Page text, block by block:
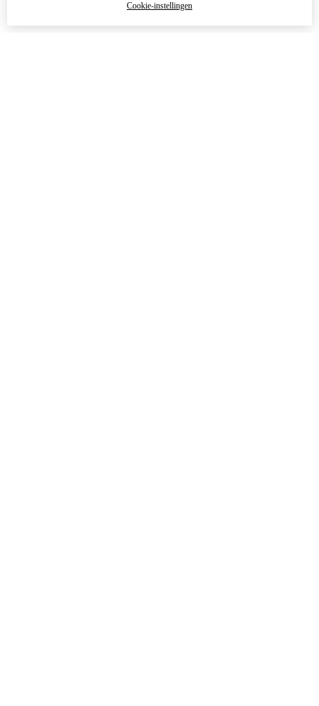
Cookie-instellingen